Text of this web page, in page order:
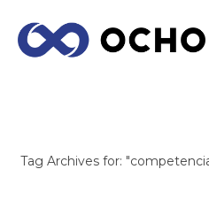
Tag Archives for: